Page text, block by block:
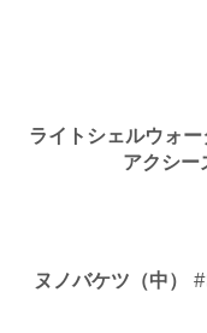
稿
ゲ
ライトシェルウォ
アクシー
ヌノバケツ（中）